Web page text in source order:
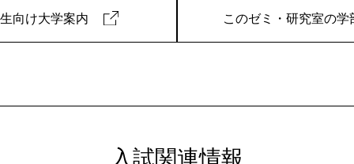
向け大学案内 このゼミ・研究室の学
入試関連情報